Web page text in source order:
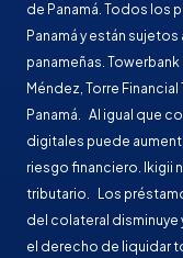
de Panamá. Todos los
Panamá y están
panameñas.
Méndez, Torre
Panamá. Al igual que
digitales puede
riesgo financiero. Ikigii
tributario. Los
del colateral disminuye
el derecho de liquidar